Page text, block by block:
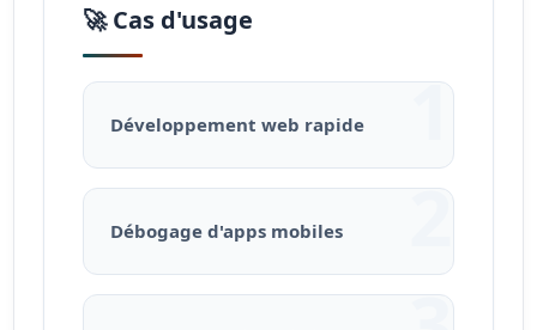
🚀 Cas d'usage
1
Développement web rapide
2
Débogage d'apps mobiles